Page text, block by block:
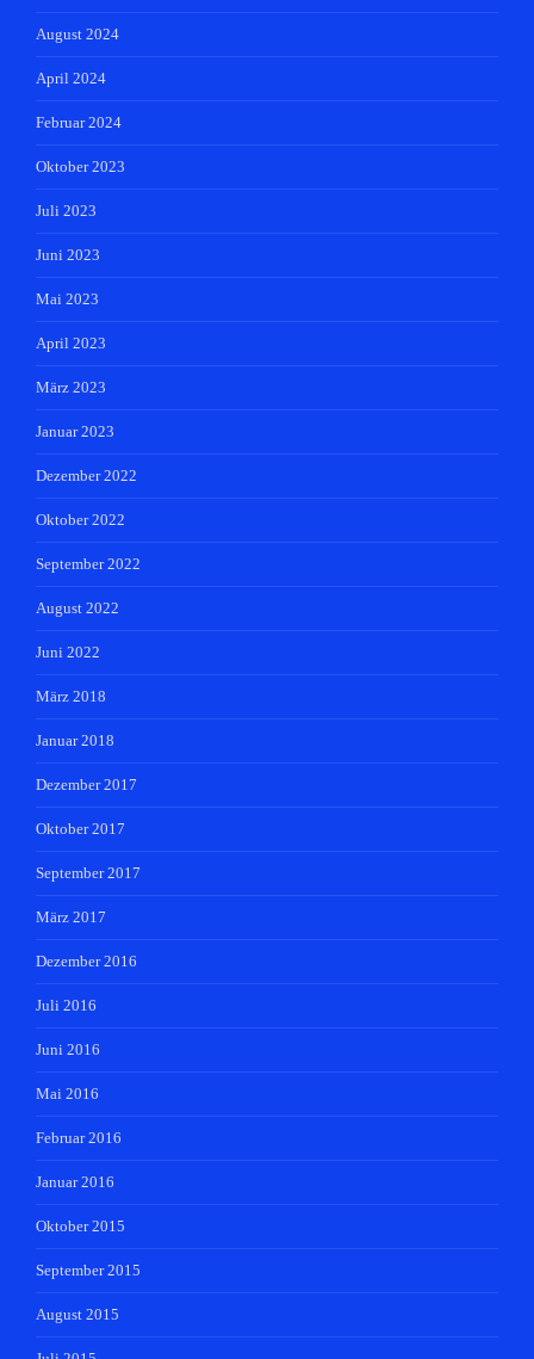
August 2024
April 2024
Februar 2024
Oktober 2023
Juli 2023
Juni 2023
Mai 2023
April 2023
März 2023
Januar 2023
Dezember 2022
Oktober 2022
September 2022
August 2022
Juni 2022
März 2018
Januar 2018
Dezember 2017
Oktober 2017
September 2017
März 2017
Dezember 2016
Juli 2016
Juni 2016
Mai 2016
Februar 2016
Januar 2016
Oktober 2015
September 2015
August 2015